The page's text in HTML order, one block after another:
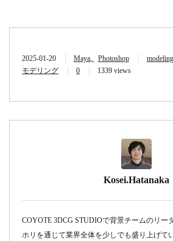
2025-01-20 Maya Photoshop modeling
モデリング
0 1339 views
Kosei.Hatanaka
COYOTE 3DCG STUDIOで背景チームのリー
ホリを通じて業界全体を少しでも盛り上げて